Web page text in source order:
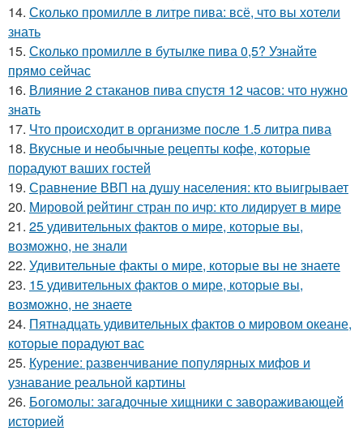
14. Сколько промилле в литре пива: всё, что вы хотели
знать
15. Сколько промилле в бутылке пива 0,5? Узнайте
прямо сейчас
16. Влияние 2 стаканов пива спустя 12 часов: что нужно
знать
17. Что происходит в организме после 1.5 литра пива
18. Вкусные и необычные рецепты кофе, которые
порадуют ваших гостей
19. Сравнение ВВП на душу населения: кто выигрывает
20. Мировой рейтинг стран по ичр: кто лидирует в мире
21. 25 удивительных фактов о мире, которые вы,
возможно, не знали
22. Удивительные факты о мире, которые вы не знаете
23. 15 удивительных фактов о мире, которые вы,
возможно, не знаете
24. Пятнадцать удивительных фактов о мировом океане,
которые порадуют вас
25. Курение: развенчивание популярных мифов и
узнавание реальной картины
26. Богомолы: загадочные хищники с завораживающей
историей